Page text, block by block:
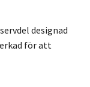
designad
för att